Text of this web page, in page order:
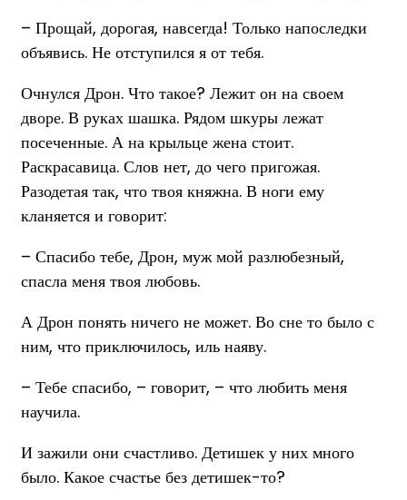
– Прощай, дорогая, навсегда! Только напоследки
объявись. Не отступился я от тебя.
Очнулся Дрон. Что такое? Лежит он на своем
дворе. В руках шашка. Рядом шкуры лежат
посеченные. А на крыльце жена стоит.
Раскрасавица. Слов нет, до чего пригожая.
Разодетая так, что твоя княжна. В ноги ему
кланяется и говорит:
– Спасибо тебе, Дрон, муж мой разлюбезный,
спасла меня твоя любовь.
А Дрон понять ничего не может. Во сне то было с
ним, что приключилось, иль наяву.
– Тебе спасибо, – говорит, – что любить меня
научила.
И зажили они счастливо. Детишек у них много
было. Какое счастье без детишек-то?